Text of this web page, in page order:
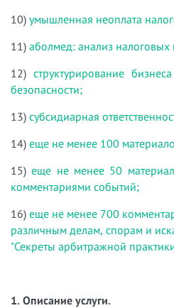
10) умышленная неоплата
11) аболмед: анализ
12) структурирование
безопасности;
13) субсидиарная
14) еще не менее 100
15)еще не менее 50
комментариями событий;
16) еще не менее 700
различным делам, спорам и
"Секреты арбитражной
1. Описание услуги.